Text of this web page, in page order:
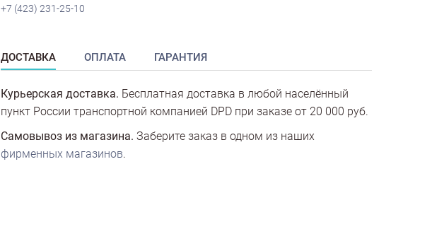
+7 (423) 231-25-10
ДОСТАВКА ОПЛАТА ГАРАНТИЯ
Курьерская доставка. Бесплатная доставка в любой населённый
пункт России транспортной компанией DPD при заказе от 20 000 руб.
Самовывоз из магазина. Заберите заказ в одном из наших
фирменных магазинов.